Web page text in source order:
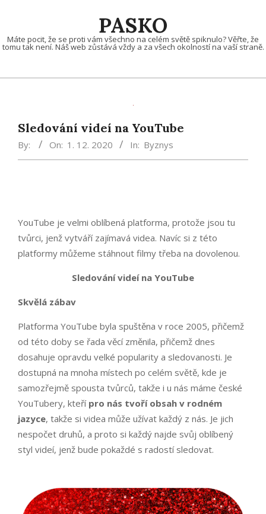
content
PASKO
Máte pocit, že se proti vám všechno na celém světě spiknulo? Věřte, že
tomu tak není. Náš web zůstává vždy a za všech okolností na vaší straně.
Sledování videí na YouTube
By: On: 1. 12. 2020 In: Byznys
YouTube je velmi oblíbená platforma, protože jsou tu
tvůrci, jenž vytváří zajímavá videa. Navíc si z této
platformy můžeme stáhnout filmy třeba na dovolenou.
Sledování videí na YouTube
Skvělá zábav
Platforma YouTube byla spuštěna v roce 2005, přičemž
od této doby se řada věcí změnila, přičemž dnes
dosahuje opravdu velké popularity a sledovanosti. Je
dostupná na mnoha místech po celém světě, kde je
samozřejmě spousta tvůrců, takže i u nás máme české
YouTubery, kteří pro nás tvoří obsah v rodném
jazyce, takže si videa může užívat každý z nás. Je jich
nespočet druhů, a proto si každý najde svůj oblíbený
styl videí, jenž bude pokaždé s radostí sledovat.